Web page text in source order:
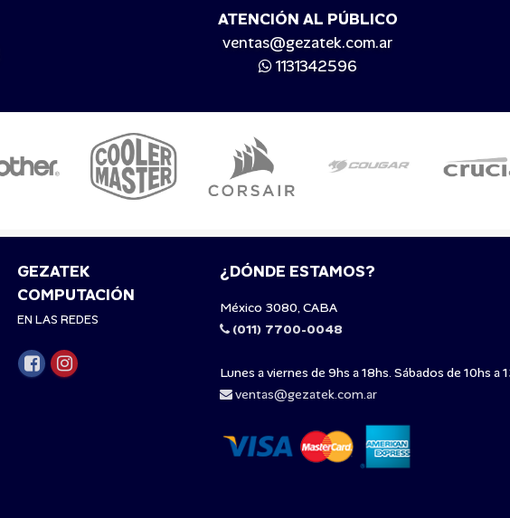
ATENCIÓN AL PÚBLICO
ventas@gezatek.com.ar
1131342596
GEZATEK
COMPUTACIÓN
EN LAS REDES
¿DÓNDE ESTAMOS?
México 3080, CABA
(011) 7700-0048
Lunes a viernes de 9hs a 18hs. Sábados de 10hs a
ventas@gezatek.com.ar